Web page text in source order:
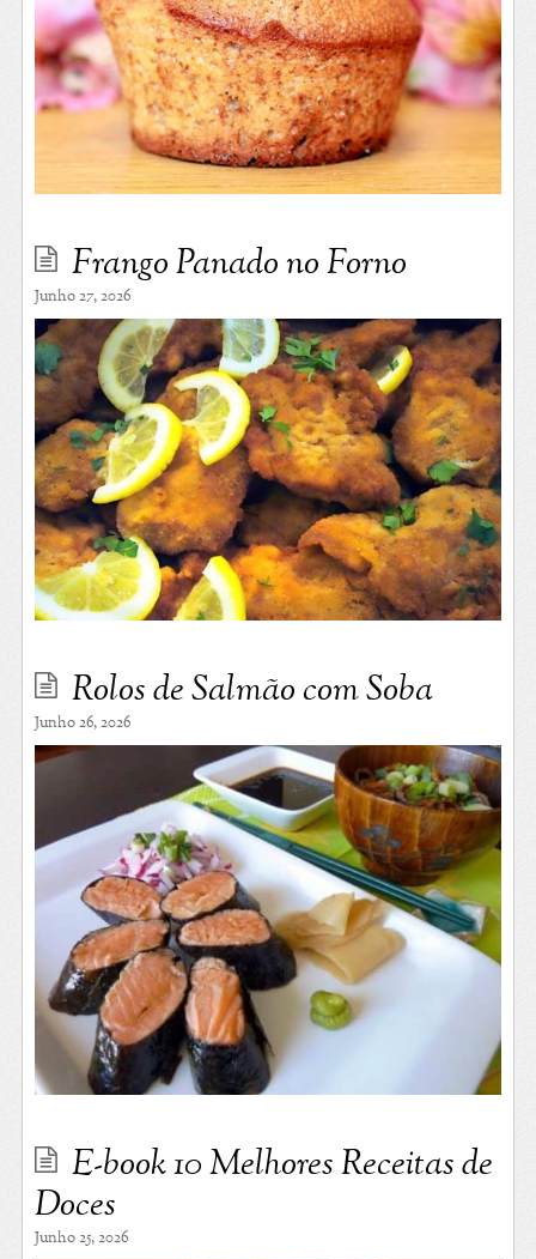
Frango Panado no Forno
Junho 27, 2026
Rolos de Salmão com Soba
Junho 26, 2026
E-book 10 Melhores Receitas de
Doces
Junho 25, 2026